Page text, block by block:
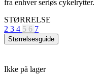
Ikke på lager
Původní cena990 DKK
SE EFTER TILGÆNGELIGHED